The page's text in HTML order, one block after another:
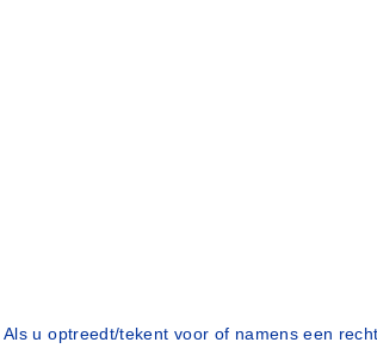
Als u optreedt/tekent voor of namens een